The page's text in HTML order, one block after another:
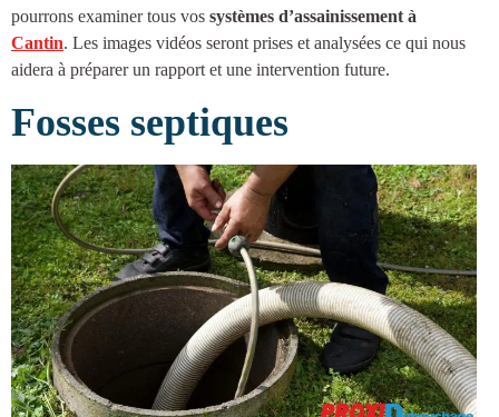
pourrons examiner tous vos systèmes d’assainissement à
Cantin. Les images vidéos seront prises et analysées ce qui nous
aidera à préparer un rapport et une intervention future.
Fosses septiques